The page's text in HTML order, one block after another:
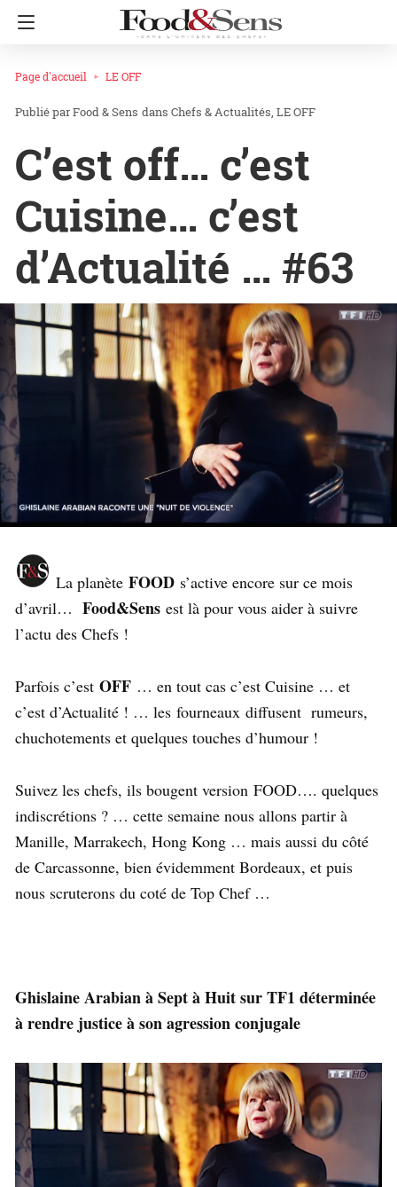
Page d'accueil LE OFF
Food & Sens dans Chefs & Actualités LE OFF
C’est off… c’est
Cuisine… c’est
d’Actualité … #63
La planète FOOD s’active encore sur ce mois
d’avril… Food&Sens est là pour vous aider à suivre
l’actu des Chefs !
Parfois c’est OFF … en tout cas c’est Cuisine … et
c’est d’Actualité ! … les fourneaux diffusent rumeurs,
chuchotements et quelques touches d’humour !
Suivez les chefs, ils bougent version FOOD…. quelques
indiscrétions ? … cette semaine nous allons partir à
Manille, Marrakech, Hong Kong … mais aussi du côté
de Carcassonne, bien évidemment Bordeaux, et puis
nous scruterons du coté de Top Chef …
Ghislaine Arabian à Sept à Huit sur TF1 déterminée
à rendre justice à son agression conjugale